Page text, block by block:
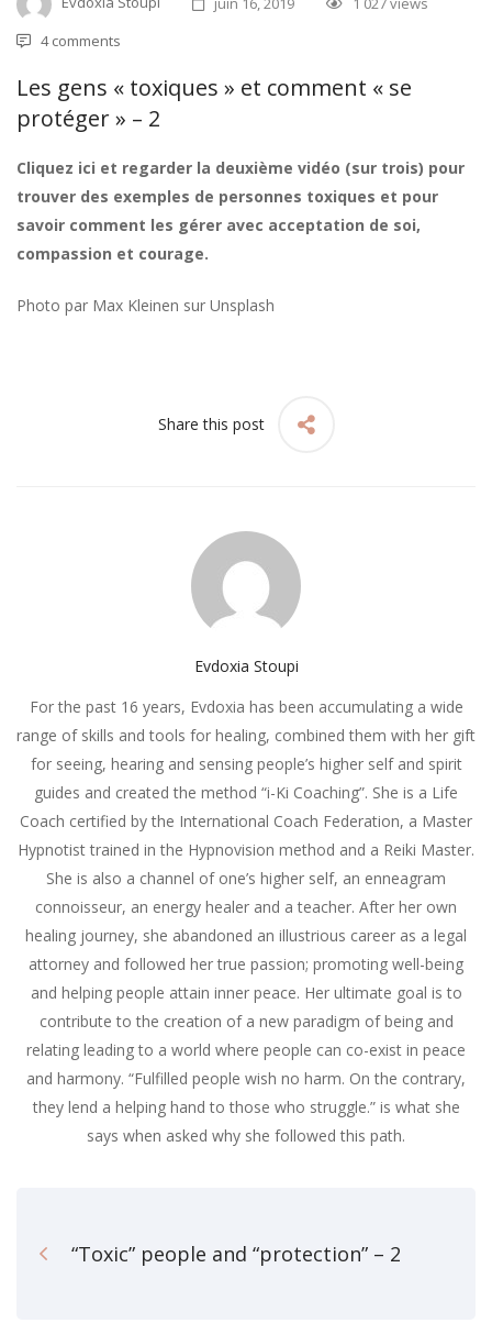
4 comments
Les gens « toxiques » et comment « se
protéger » – 2
Cliquez ici et regarder la deuxième vidéo (sur trois) pour
trouver des exemples de personnes toxiques et pour
savoir comment les gérer avec acceptation de soi,
compassion et courage.
Photo par Max Kleinen sur Unsplash
Share this post
Evdoxia Stoupi
For the past 16 years, Evdoxia has been accumulating a wide
range of skills and tools for healing, combined them with her gift
for seeing, hearing and sensing people’s higher self and spirit
guides and created the method “i-Ki Coaching”. She is a Life
Coach certified by the International Coach Federation, a Master
Hypnotist trained in the Hypnovision method and a Reiki Master.
She is also a channel of one’s higher self, an enneagram
connoisseur, an energy healer and a teacher. After her own
healing journey, she abandoned an illustrious career as a legal
attorney and followed her true passion; promoting well-being
and helping people attain inner peace. Her ultimate goal is to
contribute to the creation of a new paradigm of being and
relating leading to a world where people can co-exist in peace
and harmony. “Fulfilled people wish no harm. On the contrary,
they lend a helping hand to those who struggle.” is what she
says when asked why she followed this path.
“Toxic” people and “protection” – 2